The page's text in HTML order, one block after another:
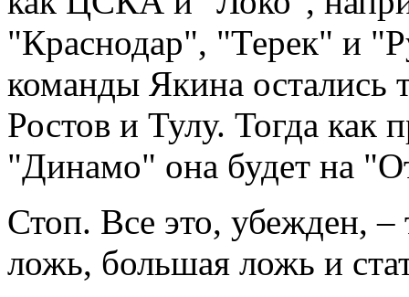
"Краснодар", "Терек" и
команды Якина остались
Ростов и Тулу. Тогда
"Динамо" она будет на
Стоп. Все это, убежден, –
ложь, большая ложь и